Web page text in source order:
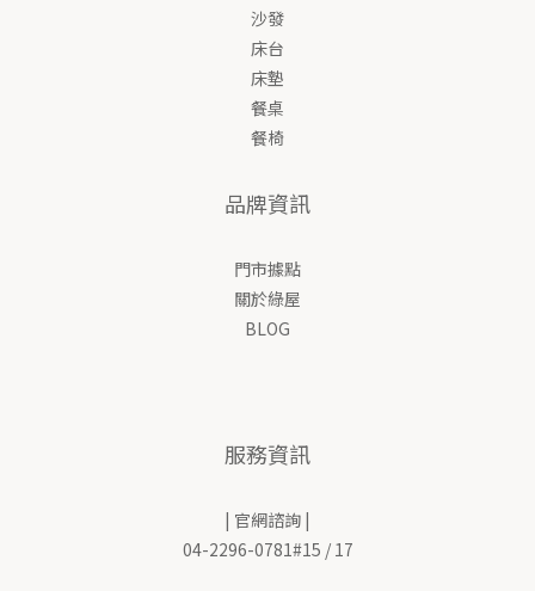
沙發
床台
床墊
餐桌
餐椅
品牌資訊
門市據點
關於綠屋
BLOG
服務資訊
| 官網諮詢 |
04-2296-0781#15 / 17